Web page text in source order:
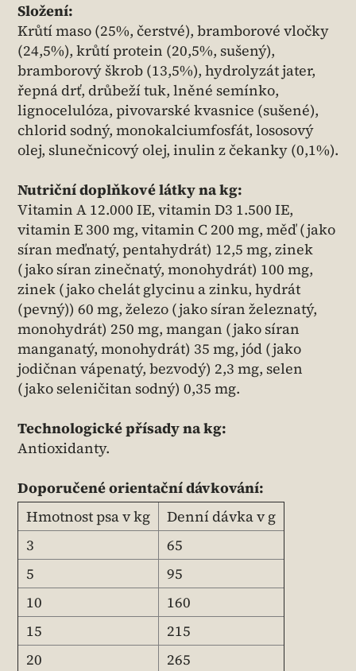
Složení:
Krůtí maso (25%, čerstvé), bramborové vločky
(24,5%), krůtí protein (20,5%, sušený),
bramborový škrob (13,5%), hydrolyzát jater,
řepná drť, drůbeží tuk, lněné semínko,
lignocelulóza, pivovarské kvasnice (sušené),
chlorid sodný, monokalciumfosfát, lososový
olej, slunečnicový olej, inulin z čekanky (0,1%).
Nutriční doplňkové látky na kg:
Vitamin A 12.000 IE, vitamin D3 1.500 IE,
vitamin E 300 mg, vitamin C 200 mg, měď (jako
síran meďnatý, pentahydrát) 12,5 mg, zinek
(jako síran zinečnatý, monohydrát) 100 mg,
zinek (jako chelát glycinu a zinku, hydrát
(pevný)) 60 mg, železo (jako síran železnatý,
monohydrát) 250 mg, mangan (jako síran
manganatý, monohydrát) 35 mg, jód (jako
jodičnan vápenatý, bezvodý) 2,3 mg, selen
(jako seleničitan sodný) 0,35 mg.
Technologické přísady na kg:
Antioxidanty.
Doporučené orientační dávkování:
Hmotnost psa v kg
Denní dávka v g
3
65
5
95
10
160
15
215
20
265